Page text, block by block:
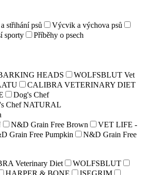
střihání psů
Výcvik a výchova psů
sporty
Příběhy o psech
HEADS
WOLFSBLUT Vet
CALIBRA VETERINARY DIET
Dog's Chef
Chef NATURAL
N&D Grain Free Brown
VET LIFE -
Grain Free Pumpkin
N&D Grain Free
Veterinary Diet
WOLFSBLUT
HARPER & BONE
ISEGRIM